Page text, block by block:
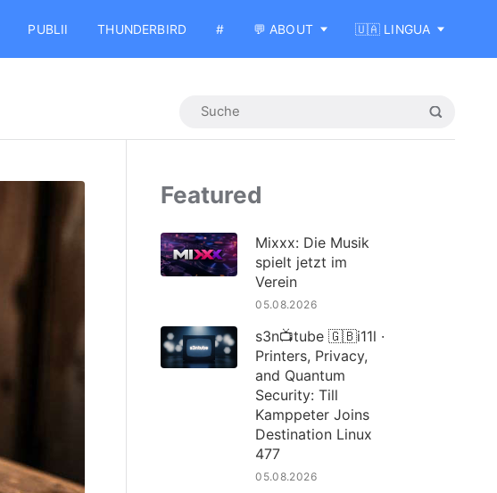
PUBLII THUNDERBIRD # 💬 ABOUT 🇺🇦 LINGUA
Featured
Mixxx: Die Musik
spielt jetzt im
Verein
05.08.2026
s3n📺tube 🇬🇧i11l ·
Printers, Privacy,
and Quantum
Security: Till
Kamppeter Joins
Destination Linux
477
05.08.2026